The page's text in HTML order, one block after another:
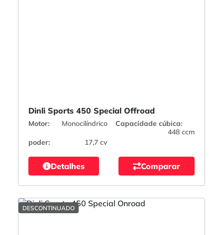
Dinli Sports 450 Special Offroad
Motor: Monocilíndrico
Capacidade cúbica:
448 ccm
poder:
17,7 cv
Detalhes Comparar
DESCONTINUADO